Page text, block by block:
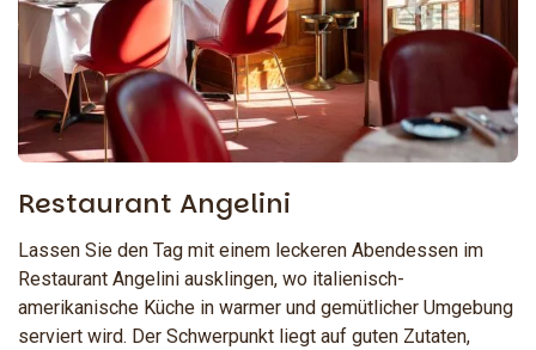
Restaurant Angelini
Lassen Sie den Tag mit einem leckeren Abendessen im
Restaurant Angelini ausklingen, wo italienisch-
amerikanische Küche in warmer und gemütlicher Umgebung
serviert wird. Der Schwerpunkt liegt auf guten Zutaten,